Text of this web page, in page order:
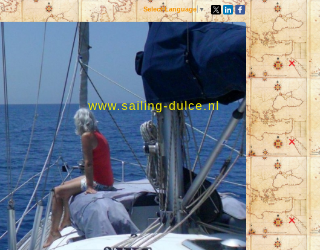
Select Language ▼
www.sailing-dulce.nl